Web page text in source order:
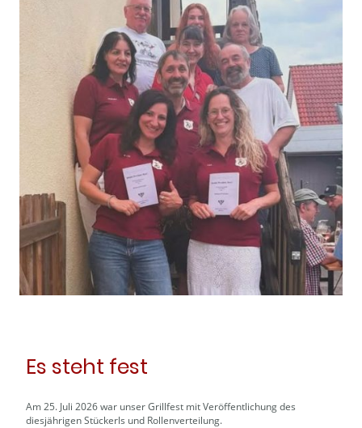
Es steht fest
Am 25. Juli 2026 war unser Grillfest mit Veröffentlichung des
diesjährigen Stückerls und Rollenverteilung.